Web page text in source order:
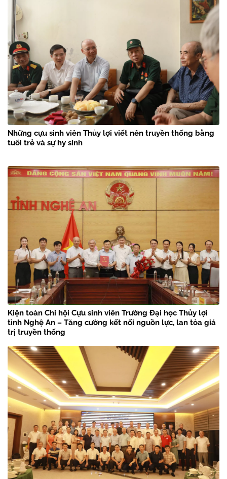
Những cựu sinh viên Thủy lợi viết nên truyền thống bằng
tuổi trẻ và sự hy sinh
Kiện toàn Chi hội Cựu sinh viên Trường Đại học Thủy lợi
tỉnh Nghệ An – Tăng cường kết nối nguồn lực, lan tỏa giá
trị truyền thống